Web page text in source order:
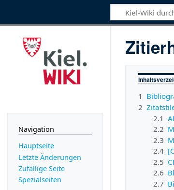
1
2
2.1
2.2
2.3
2.4
2.5
2.6
2.7
Navigation
Hauptseite
Letzte Änderungen
Zufällige Seite
Spezialseiten